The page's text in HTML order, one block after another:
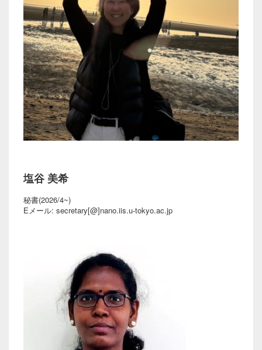
塩谷 美希
秘書(2026/4~)
Eメール: secretary[@]nano.iis.u-tokyo.ac.jp